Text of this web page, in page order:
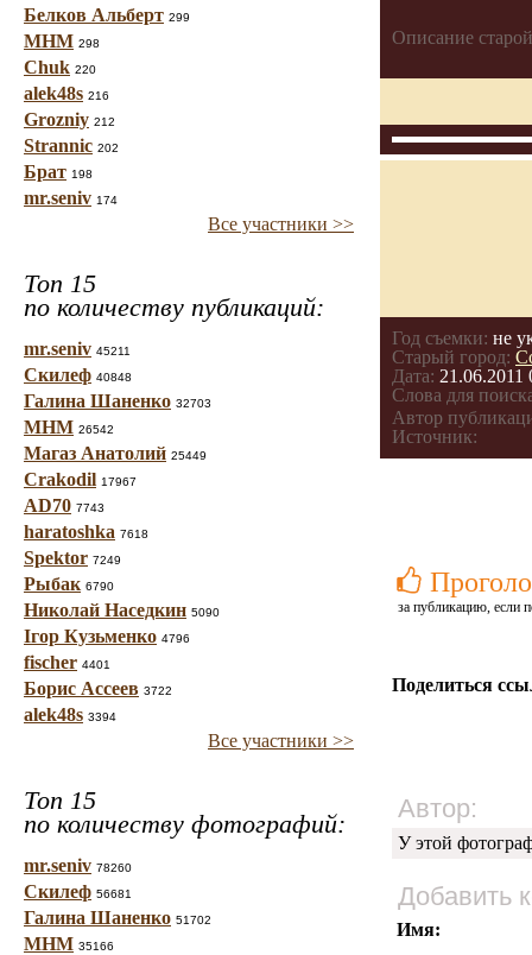
Белков Альберт 299
МНМ 298
Chuk 220
alek48s 216
Grozniy 212
Strannic 202
Брат 198
mr.seniv 174
Все участники >>
Топ 15
по количеству публикаций:
mr.seniv 45211
Скилеф 40848
Галина Шаненко 32703
МНМ 26542
Магаз Анатолий 25449
Crakodil 17967
AD70 7743
haratoshka 7618
Spektor 7249
Рыбак 6790
Николай Наседкин 5090
Ігор Кузьменко 4796
fischer 4401
Борис Ассеев 3722
alek48s 3394
Все участники >>
Топ 15
по количеству фотографий:
mr.seniv 78260
Скилеф 56681
Галина Шаненко 51702
МНМ 35166
Описание
Год съемки: не
Старый город:
Дата: 21.06.2011
Слова для
Автор
Источник:
за публикацию, если
Поделиться
Автор:
У этой
Добавить
Имя: